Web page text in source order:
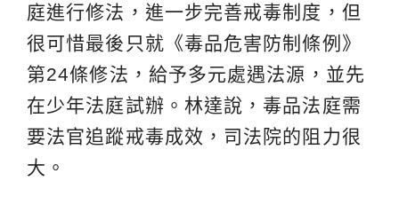
庭進行修法，進一步完善戒毒制度，但
很可惜最後只就《毒品危害防制條例》
第24條修法，給予多元處遇法源，並先
在少年法庭試辦。林達說，毒品法庭需
要法官追蹤戒毒成效，司法院的阻力很
大。